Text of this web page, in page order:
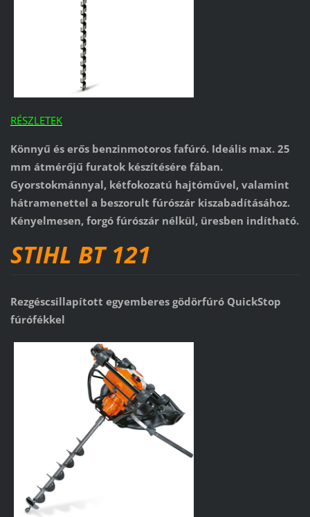
RÉSZLETEK
Könnyű és erős benzinmotoros fafúró. Ideális max. 25
mm átmérőjű furatok készítésére fában.
Gyorstokmánnyal, kétfokozatú hajtóművel, valamint
hátramenettel a beszorult fúrószár kiszabadításához.
Kényelmesen, forgó fúrószár nélkül, üresben indítható.
STIHL BT 121
Rezgéscsillapított egyemberes gödörfúró QuickStop
fúrófékkel